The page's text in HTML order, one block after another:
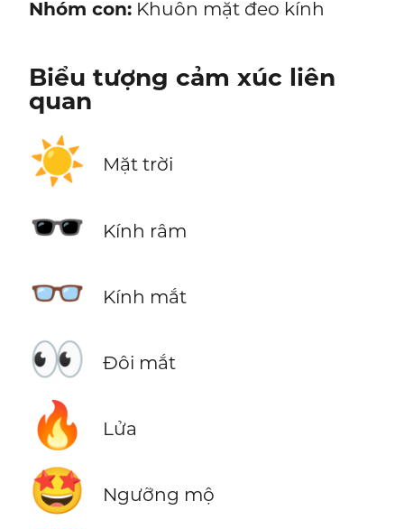
Nhóm con:Khuôn mặt đeo kính
Biểu tượng cảm xúc liên
quan
☀️ Mặt trời
🕶️ Kính râm
👓 Kính mắt
👀 Đôi mắt
🔥 Lửa
🤩 Ngưỡng mộ